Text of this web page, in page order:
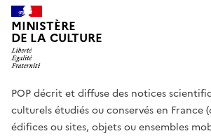
MINISTÈRE
DE LA CULTURE
POP décrit et diffuse des notices
culturels étudiés ou conservés en France
édifices ou sites, objets ou ensembles